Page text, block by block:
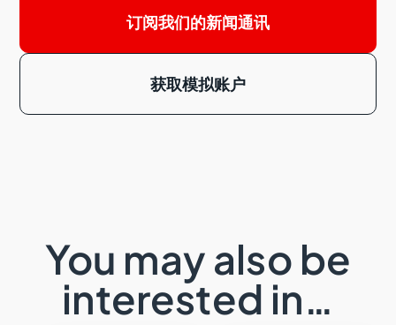
订阅我们的新闻通讯
获取模拟账户
You may also be
interested in…